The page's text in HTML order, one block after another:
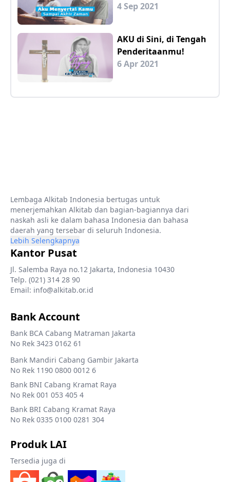
4 Sep 2021
AKU di Sini, di Tengah
Penderitaanmu!
6 Apr 2021
Lembaga Alkitab Indonesia bertugas untuk
menerjemahkan Alkitab dan bagian-bagiannya dari
naskah asli ke dalam bahasa Indonesia dan bahasa
daerah yang tersebar di seluruh Indonesia.
Lebih Selengkapnya
Kantor Pusat
Jl. Salemba Raya no.12 Jakarta, Indonesia 10430
Telp. (021) 314 28 90
Email: info@alkitab.or.id
Bank Account
Bank BCA Cabang Matraman Jakarta
No Rek 3423 0162 61
Bank Mandiri Cabang Gambir Jakarta
No Rek 1190 0800 0012 6
Bank BNI Cabang Kramat Raya
No Rek 001 053 405 4
Bank BRI Cabang Kramat Raya
No Rek 0335 0100 0281 304
Produk LAI
Tersedia juga di